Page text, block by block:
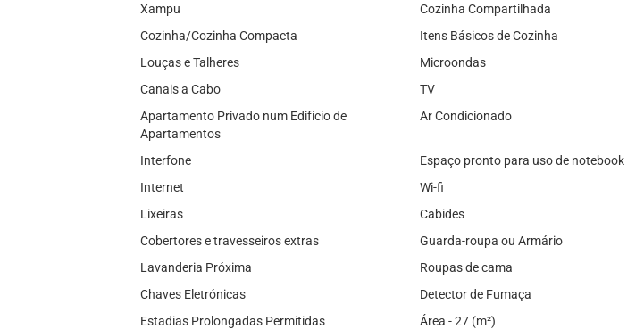
Xampu
Cozinha Compartilhada
Cozinha/Cozinha Compacta
Itens Básicos de Cozinha
Louças e Talheres
Microondas
Canais a Cabo
TV
Apartamento Privado num Edifício de
Apartamentos
Ar Condicionado
Interfone
Espaço pronto para uso de notebook
Internet
Wi-fi
Lixeiras
Cabides
Cobertores e travesseiros extras
Guarda-roupa ou Armário
Lavanderia Próxima
Roupas de cama
Chaves Eletrónicas
Detector de Fumaça
Estadias Prolongadas Permitidas
Área - 27 (m²)